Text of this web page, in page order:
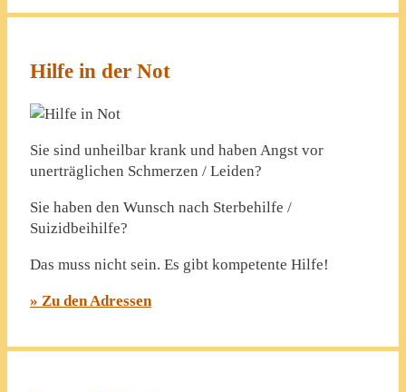
Hilfe in der Not
Sie sind unheilbar krank und haben Angst vor
unerträglichen Schmerzen / Leiden?
Sie haben den Wunsch nach Sterbehilfe /
Suizidbeihilfe?
Das muss nicht sein. Es gibt kompetente Hilfe!
» Zu den Adressen